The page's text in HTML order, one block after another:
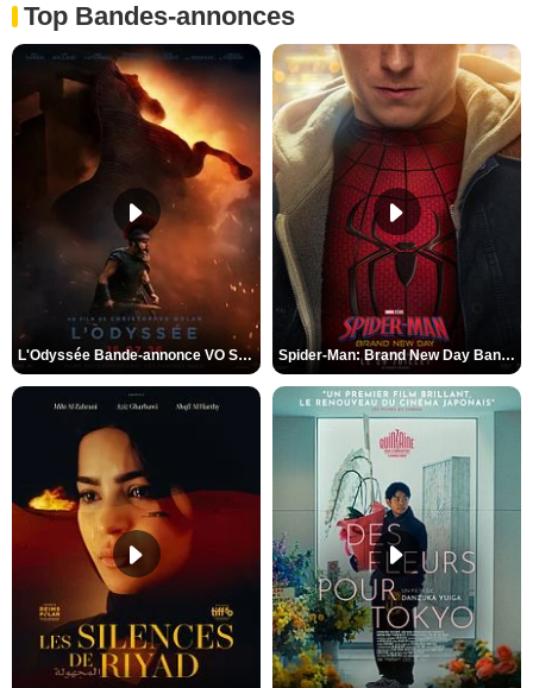
Top Bandes-annonces
L'Odyssée Bande-annonce VO STFR Spider-Man: Brand New Day Bande-annonce VO STFR